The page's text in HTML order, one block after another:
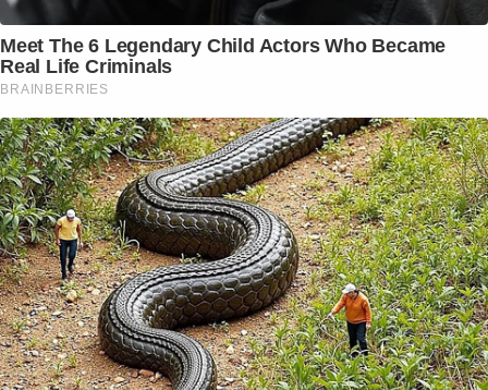
Meet The 6 Legendary Child Actors Who Became
Real Life Criminals
BRAINBERRIES